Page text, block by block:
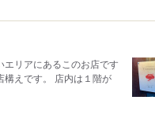
リアにあるこのお店です
えです。 店内は１階が